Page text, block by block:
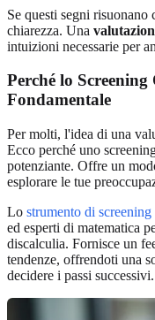
Se questi segni risuonano
chiarezza. Una
intuizioni necessarie per
Perché lo Screening
Fondamentale
Per molti, l'idea di una
Ecco perché uno
potenziante. Offre un
esplorare le tue
Lo strumento di
ed esperti di matematica
discalculia. Fornisce un
tendenze, offrendoti una
decidere i passi successivi.